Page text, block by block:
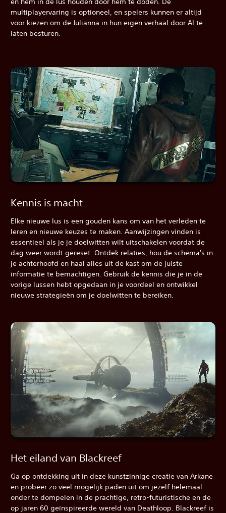
multiplayervaring is optioneel, en spelers kunnen er altijd
voor kiezen om de Julianna in hun eigen verhaal door AI te
laten besturen.
Kennis is macht
Elke nieuwe lus is een gouden kans om van het verleden te
leren en nieuwe keuzes te maken. Aanwijzingen vinden is
essentieel als je je doelwitten wilt uitschakelen voordat de
dag weer wordt gereset. Ontdek relaties, hou de schema's in
je achterhoofd en haal alles uit de kast om de juiste
informatie te bemachtigen. Gebruik de kennis die je in de
vorige lussen hebt opgedaan in je voordeel en ontwikkel
nieuwe strategieën om je doelwitten te bereiken.
Het eiland van Blackreef
Ga op ontdekking uit in deze kunstzinnige creatie van Arkane
en probeer zo veel mogelijk paden uit om jezelf helemaal
onder te dompelen in de prachtige, retro-futuristische en de
op jaren 60 geïnspireerde wereld van Deathloop. Blackreef is